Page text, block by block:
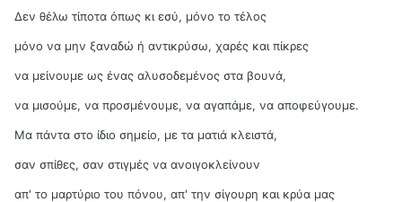
Δεν θέλω τίποτα όπως κι εσύ, μόνο το τέλος
μόνο να μην ξαναδώ ή αντικρύσω, χαρές και πίκρες
να μείνουμε ως ένας αλυσοδεμένος στα βουνά,
να μισούμε, να προσμένουμε, να αγαπάμε, να αποφεύγουμε.
Μα πάντα στο ίδιο σημείο, με τα ματιά κλειστά,
σαν σπίθες, σαν στιγμές να ανοιγοκλείνουν
απ' το μαρτύριο του πόνου, απ' την σίγουρη και κρύα μας